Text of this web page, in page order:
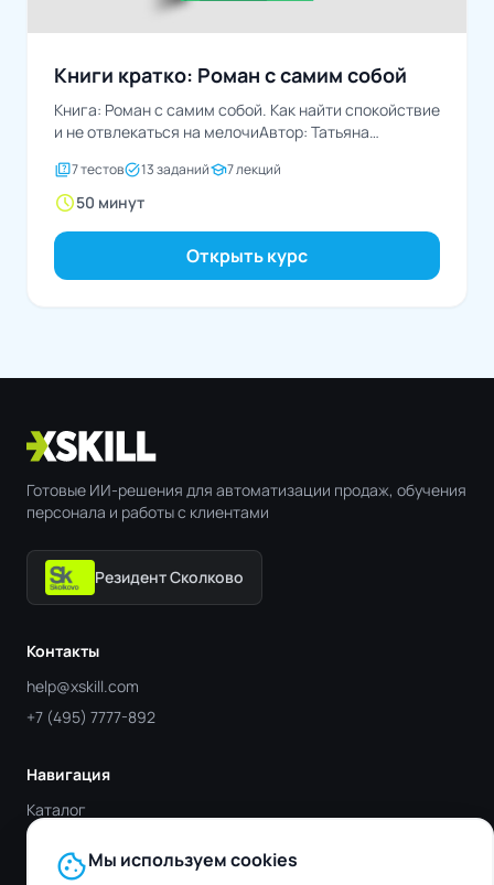
Книги кратко: Роман с самим собой
Книга: Роман с самим собой. Как найти спокойствие
и не отвлекаться на мелочиАвтор: Татьяна
quiz7 тестовtask_alt13 заданийschool7 лекций
schedule50 минут
Открыть курс
Готовые ИИ-решения для автоматизации продаж, обучения
персонала и работы с клиентами
Резидент Сколково
Контакты
help@xskill.com
+7 (495) 7777-892
Навигация
Каталог
Отрасли
БлогcookieМы используем cookies